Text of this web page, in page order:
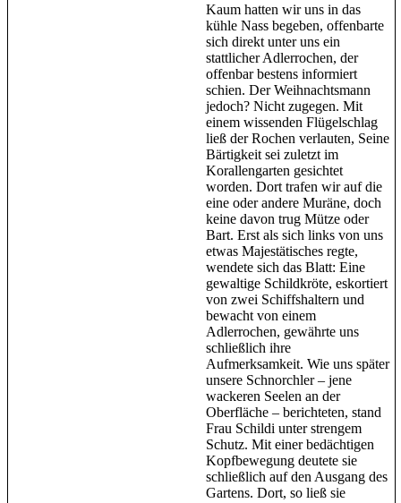
Kaum hatten wir uns in das
kühle Nass begeben, offenbarte
sich direkt unter uns ein
stattlicher Adlerrochen, der
offenbar bestens informiert
schien. Der Weihnachtsmann
jedoch? Nicht zugegen. Mit
einem wissenden Flügelschlag
ließ der Rochen verlauten, Seine
Bärtigkeit sei zuletzt im
Korallengarten gesichtet
worden. Dort trafen wir auf die
eine oder andere Muräne, doch
keine davon trug Mütze oder
Bart. Erst als sich links von uns
etwas Majestätisches regte,
wendete sich das Blatt: Eine
gewaltige Schildkröte, eskortiert
von zwei Schiffshaltern und
bewacht von einem
Adlerrochen, gewährte uns
schließlich ihre
Aufmerksamkeit. Wie uns später
unsere Schnorchler – jene
wackeren Seelen an der
Oberfläche – berichteten, stand
Frau Schildi unter strengem
Schutz. Mit einer bedächtigen
Kopfbewegung deutete sie
schließlich auf den Ausgang des
Gartens. Dort, so ließ sie